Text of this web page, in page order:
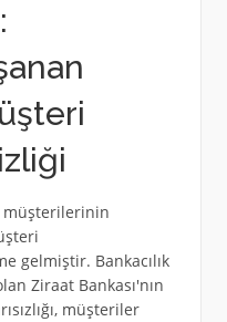
müşterilerinin
gelmiştir. Bankacılık
Ziraat Bankası'nın
müşteriler